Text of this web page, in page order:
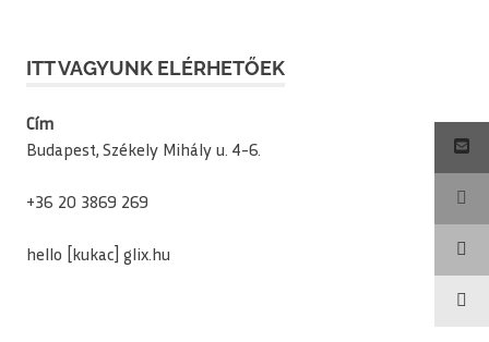
ITT VAGYUNK ELÉRHETŐEK
Cím
Budapest, Székely Mihály u. 4-6.
+36 20 3869 269
hello [kukac] glix.hu